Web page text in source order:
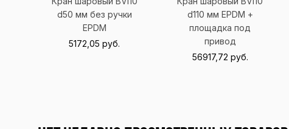
d50 мм без ручки
EPDM
5172,05руб.
d110 мм EPDM +
площадка под
привод
56917,72 руб.